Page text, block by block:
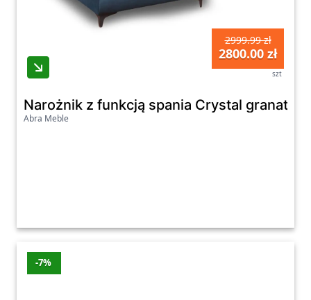
2999.99 zł
2800.00 zł
szt
Narożnik z funkcją spania Crystal
Abra Meble
-7%